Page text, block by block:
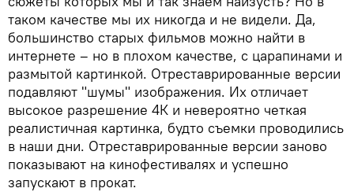
таком качестве мы их никогда и не видели. Да,
большинство старых фильмов можно найти в
интернете – но в плохом качестве, с царапинами и
размытой картинкой. Отреставрированные версии
подавляют "шумы" изображения. Их отличает
высокое разрешение 4К и невероятно четкая
реалистичная картинка, будто съемки проводились
в наши дни. Отреставрированные версии заново
показывают на кинофестивалях и успешно
запускают в прокат.